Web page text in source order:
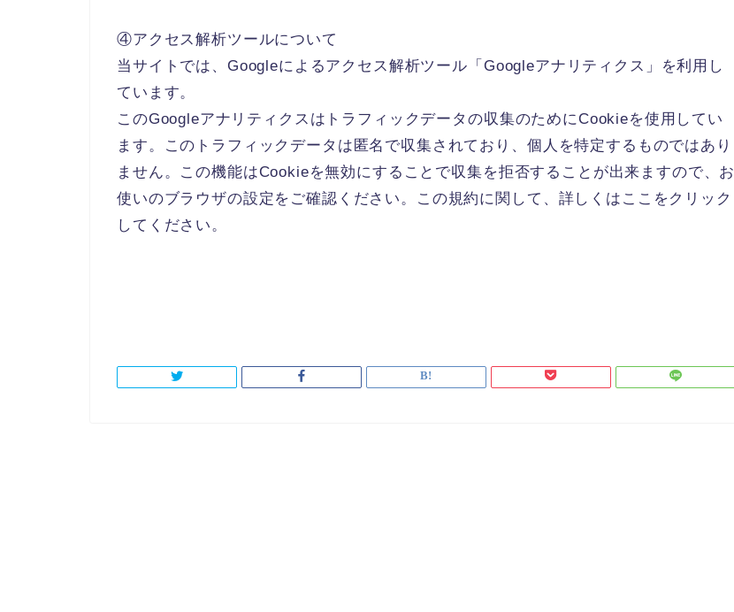
④アクセス解析ツールについて
当サイトでは、Googleによるアクセス解析ツール「Googleアナリティクス」を利用し
ています。
このGoogleアナリティクスはトラフィックデータの収集のためにCookieを使用してい
ます。このトラフィックデータは匿名で収集されており、個人を特定するものではあり
ません。この機能はCookieを無効にすることで収集を拒否することが出来ますので、お
使いのブラウザの設定をご確認ください。この規約に関して、詳しくはここをクリック
してください。